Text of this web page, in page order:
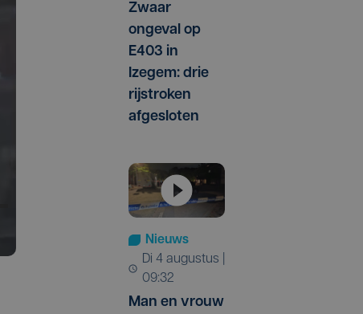
Zwaar
ongeval op
E403 in
Izegem: drie
rijstroken
afgesloten
Nieuws
di 4 augustus |
09:32
Man en vrouw